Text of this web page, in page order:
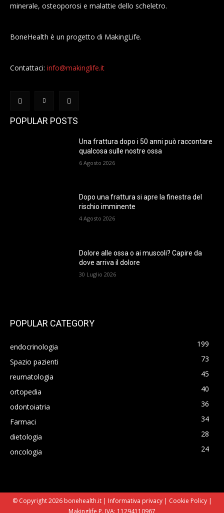
minerale, osteoporosi e malattie dello scheletro.
BoneHealth è un progetto di MakingLife.
Contattaci: info@makinglife.it
POPULAR POSTS
Una frattura dopo i 50 anni può raccontare
qualcosa sulle nostre ossa
6 Agosto 2026
Dopo una frattura si apre la finestra del
rischio imminente
4 Agosto 2026
Dolore alle ossa o ai muscoli? Capire da
dove arriva il dolore
30 Luglio 2026
POPULAR CATEGORY
endocrinologia
199
Spazio pazienti
73
reumatologia
45
ortopedia
40
odontoiatria
36
Farmaci
34
dietologia
28
oncologia
24
© Copyright 2026 bonehealth.it | Informativa privacy| Cookie Policy|
Makinglife P. IVA: 11294110967